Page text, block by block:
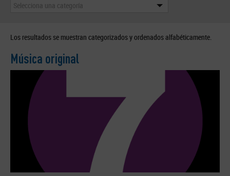
Selecciona una categoría
Los resultados se muestran categorizados y ordenados alfabéticamente.
Música original